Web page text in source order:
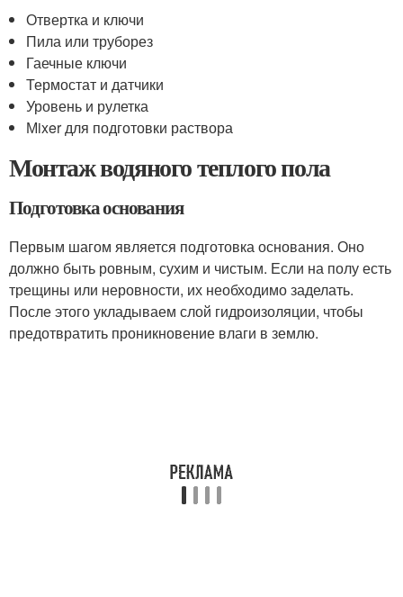
Отвертка и ключи
Пила или труборез
Гаечные ключи
Термостат и датчики
Уровень и рулетка
Мixer для подготовки раствора
Монтаж водяного теплого пола
Подготовка основания
Первым шагом является подготовка основания. Оно
должно быть ровным, сухим и чистым. Если на полу есть
трещины или неровности, их необходимо заделать.
После этого укладываем слой гидроизоляции, чтобы
предотвратить проникновение влаги в землю.